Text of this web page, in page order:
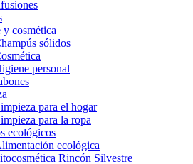
cosmética
sólidos
personal
para el hogar
para la ropa
ecológicos
ecológica
Rincón Silvestre